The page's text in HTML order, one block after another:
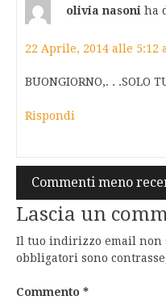
olivia nasoni ha
22 Aprile, 2014 alle 5:12
BUONGIORNO,. . .SOLO
Rispondi
Navigazione
commenti
Commenti meno
Lascia un
Il tuo indirizzo email non
obbligatori sono
Commento *